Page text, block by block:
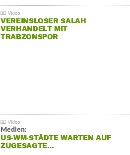
VEREINSLOSER SALAH
VERHANDELT MIT
TRABZONSPOR
Medien:
US-WM-STÄDTE WARTEN AUF
ZUGESAGTE…